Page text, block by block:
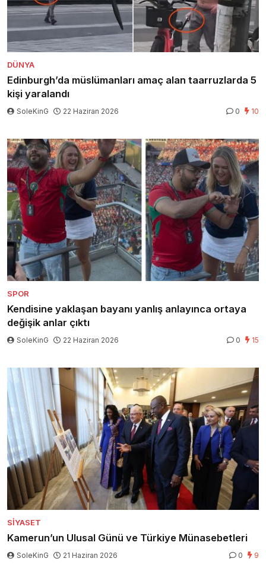
DÜNYA
Edinburgh’da müslümanları amaç alan taarruzlarda 5
kişi yaralandı
SoleKinG 22 Haziran 2026 0 10
SPOR
Kendisine yaklaşan bayanı yanlış anlayınca ortaya
değişik anlar çıktı
SoleKinG 22 Haziran 2026 0 15
SIYASET
Kamerun’un Ulusal Günü ve Türkiye Münasebetleri
SoleKinG 21 Haziran 2026 0 9